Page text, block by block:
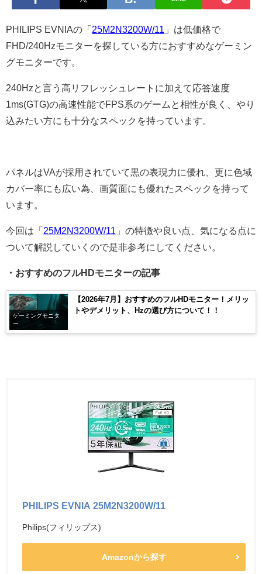
PHILIPS EVNIAの「 25M2N3200W/11
」は低価格で
FHD/240Hzモニターを探している方におすすめなゲーミン
グモニターです。
240Hzと言う高リフレッシュレートに加えて応答速度
1ms(GTG)の高速性能でFPS系のゲームと相性が良く、やり
込みたい方にも十分なスペックを持っています。
パネルはVAが採用されていて黒の表現力に優れ、更に色域
カバー率にも広い為、画質面にも優れたスペックを持って
います。
今回は「 25M2N3200W/11
」の特徴や良い点、気になる点に
ついて解説していくので是非参考にしてください。
・おすすめのフルHDモニターの記事
ゲーミングモニタ
ー
【2026年7月】おすすめのフルHDモニター！メリッ
トやデメリット、Hzの選び方について！！
PHILIPS EVNIA 25M2N3200W/11
Philips(フィリップス)
Amazonから探す